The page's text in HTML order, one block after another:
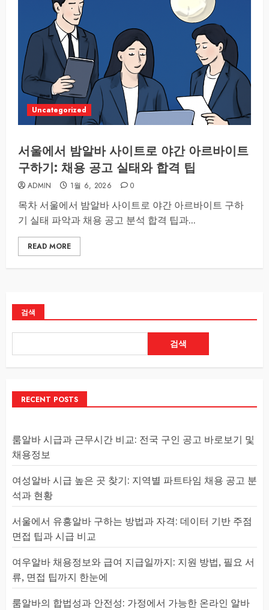
Uncategorized
서울에서 밤알바 사이트로 야간 아르바이트
구하기: 채용 공고 실태와 합격 팁
ADMIN 1월 6, 2026 0
목차 서울에서 밤알바 사이트로 야간 아르바이트 구하
기 실태 파악과 채용 공고 분석 합격 팁과...
READ MORE
검색
검색
RECENT POSTS
룸알바 시급과 근무시간 비교: 전국 구인 공고 바로보기 및
채용정보
여성알바 시급 높은 곳 찾기: 지역별 파트타임 채용 공고 분
석과 현황
서울에서 유흥알바 구하는 방법과 자격: 데이터 기반 주점
면접 팁과 시급 비교
여우알바 채용정보와 급여 지급일까지: 지원 방법, 필요 서
류, 면접 팁까지 한눈에
룸알바의 합법성과 안전성: 가정에서 가능한 온라인 알바